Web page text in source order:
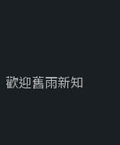
歡迎舊雨新知